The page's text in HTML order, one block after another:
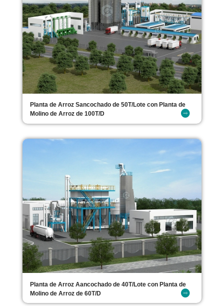
Planta de Arroz Sancochado de 50T/Lote con Planta de
Molino de Arroz de 100T/D
Planta de Arroz Aancochado de 40T/Lote con Planta de
Molino de Arroz de 60T/D